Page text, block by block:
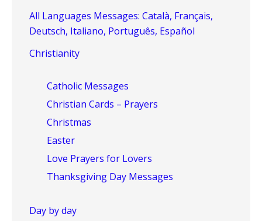
All Languages Messages: Català, Français,
Deutsch, Italiano, Português, Español
Christianity
Catholic Messages
Christian Cards – Prayers
Christmas
Easter
Love Prayers for Lovers
Thanksgiving Day Messages
Day by day